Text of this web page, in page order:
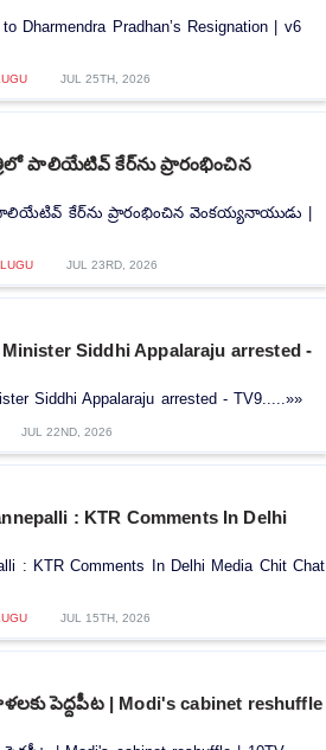
Dharmendra Pradhan’s Resignation | v6
JUL 25TH, 2026
పాలియేటివ్ కేర్‌ను ప్రారంభించిన
కేర్‌ను ప్రారంభించిన వెంకయ్యనాయుడు |
JUL 23RD, 2026
Siddhi Appalaraju arrested -
Siddhi Appalaraju arrested - TV9.....»»
JUL 22ND, 2026
: KTR Comments In Delhi
: KTR Comments In Delhi Media Chit Chat
JUL 15TH, 2026
పెద్దపీట | Modi's cabinet reshuffle